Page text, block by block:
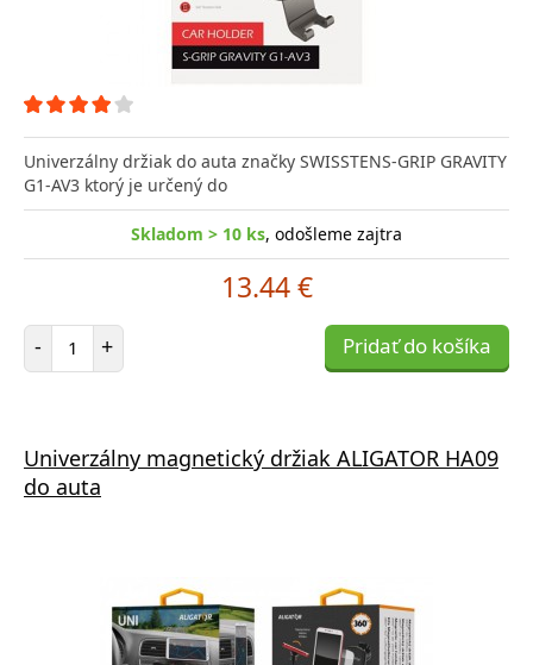
Univerzálny držiak do auta značky SWISSTENS-GRIP GRAVITY
G1-AV3 ktorý je určený do
Skladom > 10 ks, odošleme zajtra
13.44 €
- Počet položiek
+ Pridať do košíka
Univerzálny magnetický držiak ALIGATOR HA09
do auta